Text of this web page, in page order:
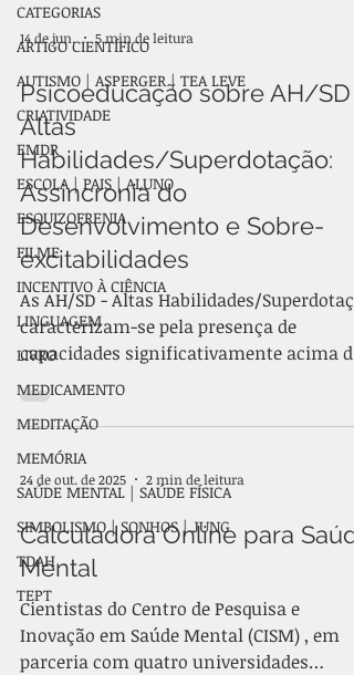
CATEGORIAS
ARTIGO CIENTÍFICO
AUTISMO | ASPERGER | TEA LEVE
CRIATIVIDADE
EMDR
ESCOLA | PAIS | ALUNO
ESQUIZOFRENIA
FILME
INCENTIVO À CIÊNCIA
LINGUAGEM
LIVRO
MEDICAMENTO
MEDITAÇÃO
MEMÓRIA
SAÚDE MENTAL | SAÚDE FÍSICA
SIMBOLISMO | SONHOS | JUNG
TDAH
TEPT
14 de jun. 5 min de leitura
Psicoeducação sobre AH/SD -
Altas
Habilidades/Superdotação:
Assincronia do
Desenvolvimento e Sobre-
excitabilidades
As AH/SD - Altas Habilidades/
caracterizam-se pela presença de
capacidades significativamente acima da
média em uma ou mais áreas do
funcionamento humano, podendo
envolver habilidades intelectuais,
acadêmicas, criativas, artísticas,
psicomotoras ou de liderança.
superdotação não se restringe ao elevado
desempenho intelectual, mas envolve um
padrão complexo de desenvolvimento
cognitivo, emocional e comportamental.
Um dos conceitos ce
24 de out. de 2025 2 min de leitura
Calculadora Online para
Mental
Cientistas do Centro de Pesquisa e
Inovação em Saúde Mental (CISM) , em
parceria com quatro universidades